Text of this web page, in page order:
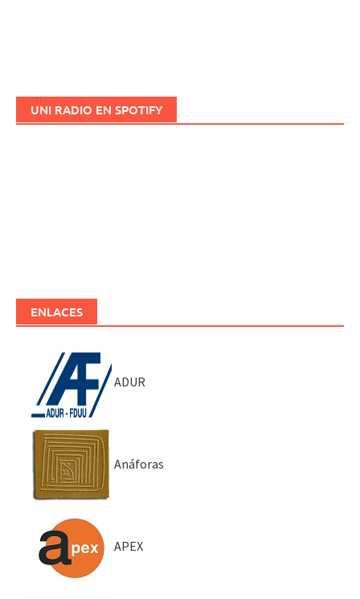
UNI RADIO EN SPOTIFY
ENLACES
ADUR
Anáforas
APEX